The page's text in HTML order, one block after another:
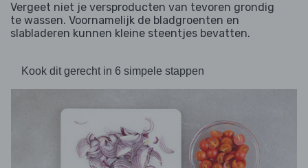
Vergeet niet je versproducten van tevoren grondig
te wassen. Voornamelijk de bladgroenten en
slabladeren kunnen kleine steentjes bevatten.
Kook dit gerecht in 6 simpele stappen